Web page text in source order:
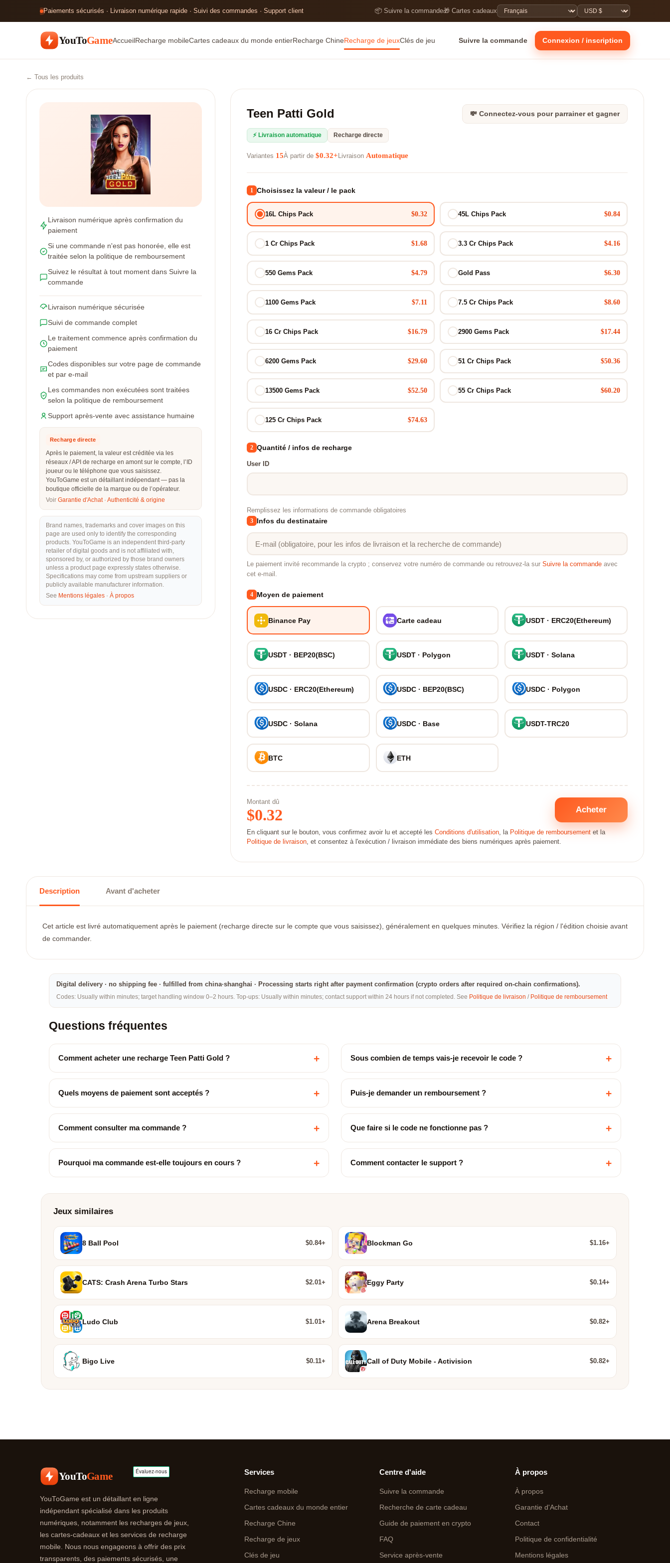
Paiements sécurisés · Livraison numérique rapide · Suivi des commandes · Support client 📦 Suivre la commande🎁 Cartes cadeaux
YouToGameAccueilRecharge mobileCartes cadeaux du monde entierRecharge ChineRecharge de jeuxClés de jeu Suivre la commande Connexion / inscription
← Tous les produits
Livraison numérique après confirmation du
paiement
Si une commande n'est pas honorée, elle est
traitée selon la politique de remboursement
Suivez le résultat à tout moment dans Suivre la
commande
Livraison numérique sécurisée
Suivi de commande complet
Le traitement commence après confirmation du
paiement
Codes disponibles sur votre page de commande
et par e-mail
Les commandes non exécutées sont traitées
selon la politique de remboursement
Support après-vente avec assistance humaine
Recharge directe
Après le paiement, la valeur est créditée via les
réseaux / API de recharge en amont sur le compte, l’ID
joueur ou le téléphone que vous saisissez.
YouToGame est un détaillant indépendant — pas la
boutique officielle de la marque ou de l’opérateur.
Voir Garantie d'Achat· Authenticité & origine
Brand names, trademarks and cover images on this
page are used only to identify the corresponding
products. YouToGame is an independent third-party
retailer of digital goods and is not affiliated with,
sponsored by, or authorized by those brand owners
unless a product page expressly states otherwise.
Specifications may come from upstream suppliers or
publicly available manufacturer information.
See Mentions légales · À propos
💸 Connectez-vous pour parrainer et gagner
Teen Patti Gold
⚡ Livraison automatique Recharge directe
Variantes 15À partir de $0.32+ Livraison Automatique
1 Choisissez la valeur / le pack
16L Chips Pack $0.32 45L Chips Pack $0.84
1 Cr Chips Pack $1.68 3.3 Cr Chips Pack $4.16
550 Gems Pack $4.79 Gold Pass $6.30
1100 Gems Pack $7.11 7.5 Cr Chips Pack $8.60
16 Cr Chips Pack $16.79 2900 Gems Pack $17.44
6200 Gems Pack $29.60 51 Cr Chips Pack $50.36
13500 Gems Pack $52.50 55 Cr Chips Pack $60.20
125 Cr Chips Pack $74.63
2 Quantité / infos de recharge
User ID
Remplissez les informations de commande obligatoires
3 Infos du destinataire
Le paiement invité recommande la crypto ; conservez votre numéro de commande ou retrouvez-la sur Suivre la commande avec
cet e-mail.
4 Moyen de paiement
Binance Pay Carte cadeau USDT · ERC20(Ethereum)
USDT · BEP20(BSC) USDT · Polygon USDT · Solana
USDC · ERC20(Ethereum) USDC · BEP20(BSC) USDC · Polygon
USDC · Solana USDC · Base USDT-TRC20
BTC ETH
Montant dû
$0.32 Acheter
En cliquant sur le bouton, vous confirmez avoir lu et accepté les Conditions d'utilisation, la Politique de remboursement et la
Politique de livraison, et consentez à l'exécution / livraison immédiate des biens numériques après paiement.
Description Avant d'acheter
Cet article est livré automatiquement après le paiement (recharge directe sur le compte que vous saisissez), généralement en quelques minutes. Vérifiez la région / l'édition choisie avant
de commander.
Digital delivery · no shipping fee · fulfilled from china·shanghai · Processing starts right after payment confirmation (crypto orders after required on-chain confirmations).
Codes: Usually within minutes; target handling window 0–2 hours. Top-ups: Usually within minutes; contact support within 24 hours if not completed. See Politique de livraison / Politique de remboursement
Questions fréquentes
Comment acheter une recharge Teen Patti Gold ? + Sous combien de temps vais-je recevoir le code ? +
Quels moyens de paiement sont acceptés ? + Puis-je demander un remboursement ? +
Comment consulter ma commande ? + Que faire si le code ne fonctionne pas ? +
Pourquoi ma commande est-elle toujours en cours ? + Comment contacter le support ? +
Jeux similaires
8 Ball Pool $0.84+ Blockman Go $1.16+
CATS: Crash Arena Turbo Stars $2.01+ Eggy Party $0.14+
Ludo Club $1.01+ Arena Breakout $0.82+
Bigo Live $0.11+ Call of Duty Mobile - Activision $0.82+
YouToGame
YouToGame est un détaillant en ligne
indépendant spécialisé dans les produits
numériques, notamment les recharges de jeux,
les cartes-cadeaux et les services de recharge
mobile. Nous nous engageons à offrir des prix
transparents, des paiements sécurisés, une
Services
Recharge mobile
Cartes cadeaux du monde entier
Recharge Chine
Recharge de jeux
Clés de jeu
Centre d'aide
Suivre la commande
Recherche de carte cadeau
Guide de paiement en crypto
FAQ
Service après-vente
À propos
À propos
Garantie d'Achat
Contact
Politique de confidentialité
Mentions légales